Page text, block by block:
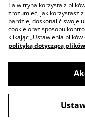
Contact
Privacy
Ta witryna korzysta z
zrozumieć, jak korzystasz
bardziej doskonalić swoje
cookie oraz sposobu
klikając „Ustawienia
polityką dotyczącą